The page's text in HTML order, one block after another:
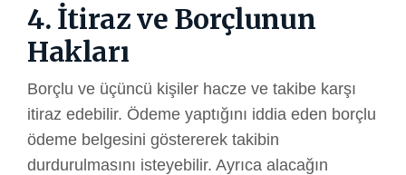
4. İtiraz ve Borçlunun
Hakları
Borçlu ve üçüncü kişiler hacze ve takibe karşı
itiraz edebilir. Ödeme yaptığını iddia eden borçlu
ödeme belgesini göstererek takibin
durdurulmasını isteyebilir. Ayrıca alacağın